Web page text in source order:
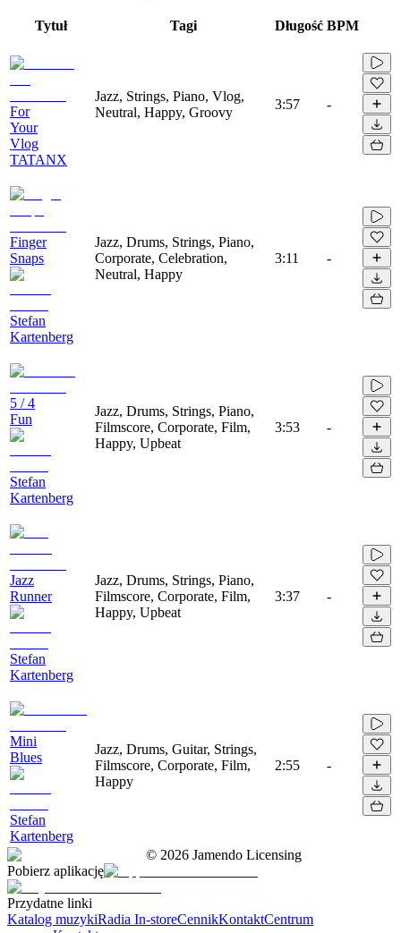
Tytuł Tagi Długość BPM
For
Your
Vlog
TATANX
Jazz, Strings, Piano, Vlog,
Neutral, Happy, Groovy
3:57 -
Finger
Snaps
Stefan
Kartenberg
Jazz, Drums, Strings, Piano,
Corporate, Celebration,
Neutral, Happy
3:11 -
5 / 4
Fun
Stefan
Kartenberg
Jazz, Drums, Strings, Piano,
Filmscore, Corporate, Film,
Happy, Upbeat
3:53 -
Jazz
Runner
Stefan
Kartenberg
Jazz, Drums, Strings, Piano,
Filmscore, Corporate, Film,
Happy, Upbeat
3:37 -
Mini
Blues
Stefan
Kartenberg
Jazz, Drums, Guitar, Strings,
Filmscore, Corporate, Film,
Happy
2:55 -
© 2026 Jamendo Licensing
Pobierz aplikację
Przydatne linki
Katalog muzykiRadia In-storeCennikKontaktCentrum